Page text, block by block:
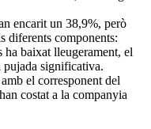
encarit un 38,9%, però
diferents components:
ha baixat lleugerament, el
pujada significativa.
el corresponent del
costat a la companyia